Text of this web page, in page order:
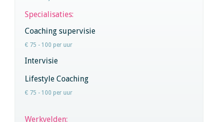
Specialisaties:
Coaching supervisie
€ 75 - 100 per uur
Intervisie
Lifestyle Coaching
€ 75 - 100 per uur
Werkvelden: